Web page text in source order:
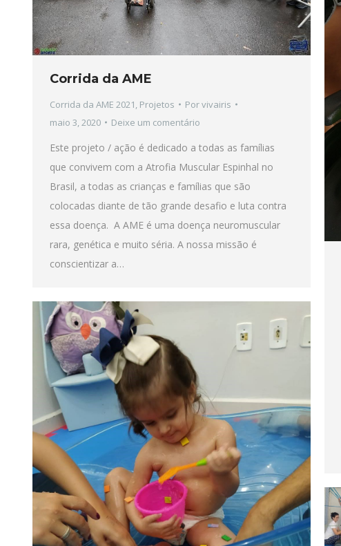
Corrida da AME
Corrida da AME 2021, Projetos Porvivairis
maio 3, 2020
Deixe um comentário
Este projeto / ação é dedicado a todas as famílias
que convivem com a Atrofia Muscular Espinhal no
Brasil, a todas as crianças e famílias que são
colocadas diante de tão grande desafio e luta contra
essa doença. A AME é uma doença neuromuscular
rara, genética e muito séria. A nossa missão é
conscientizar a…